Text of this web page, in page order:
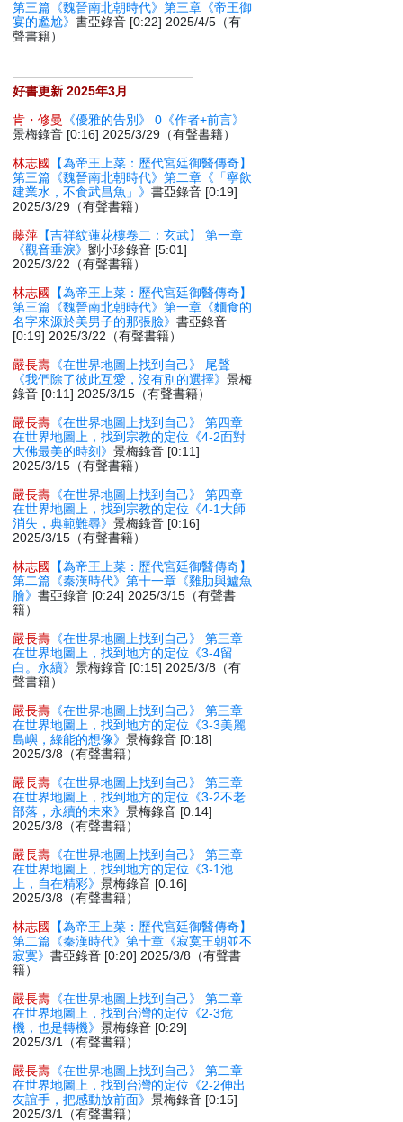
第三篇《魏晉南北朝時代》第三章《帝王御
宴的尷尬》書亞錄音 [0:22] 2025/4/5（有
聲書籍）
好書更新 2025年3月
肯・修曼
《優雅的告別》 0《作者+前言》
景梅錄音 [0:16] 2025/3/29（有聲書籍）
林志國
【為帝王上菜：歷代宮廷御醫傳奇】
第三篇《魏晉南北朝時代》第二章《「寧飲
建業水，不食武昌魚」》書亞錄音 [0:19]
2025/3/29（有聲書籍）
藤萍 【吉祥紋蓮花樓卷二：玄武】 第一章
《觀音垂淚》劉小珍錄音 [5:01]
2025/3/22（有聲書籍）
林志國
【為帝王上菜：歷代宮廷御醫傳奇】
第三篇《魏晉南北朝時代》第一章《麵食的
名字來源於美男子的那張臉》書亞錄音
[0:19] 2025/3/22（有聲書籍）
嚴長壽 《在世界地圖上找到自己》 尾聲
《我們除了彼此互愛，沒有別的選擇》景梅
錄音 [0:11] 2025/3/15（有聲書籍）
嚴長壽 《在世界地圖上找到自己》 第四章
在世界地圖上，找到宗教的定位《4-2面對
大佛最美的時刻》景梅錄音 [0:11]
2025/3/15（有聲書籍）
嚴長壽 《在世界地圖上找到自己》 第四章
在世界地圖上，找到宗教的定位《4-1大師
消失，典範難尋》景梅錄音 [0:16]
2025/3/15（有聲書籍）
林志國
【為帝王上菜：歷代宮廷御醫傳奇】
第二篇《秦漢時代》第十一章《雞肋與鱸魚
膾》書亞錄音 [0:24] 2025/3/15（有聲書
籍）
嚴長壽 《在世界地圖上找到自己》 第三章
在世界地圖上，找到地方的定位《3-4留
白。永續》景梅錄音 [0:15] 2025/3/8（有
聲書籍）
嚴長壽 《在世界地圖上找到自己》 第三章
在世界地圖上，找到地方的定位《3-3美麗
島嶼，綠能的想像》景梅錄音 [0:18]
2025/3/8（有聲書籍）
嚴長壽 《在世界地圖上找到自己》 第三章
在世界地圖上，找到地方的定位《3-2不老
部落，永續的未來》景梅錄音 [0:14]
2025/3/8（有聲書籍）
嚴長壽 《在世界地圖上找到自己》 第三章
在世界地圖上，找到地方的定位《3-1池
上，自在精彩》景梅錄音 [0:16]
2025/3/8（有聲書籍）
林志國
【為帝王上菜：歷代宮廷御醫傳奇】
第二篇《秦漢時代》第十章《寂寞王朝並不
寂寞》書亞錄音 [0:20] 2025/3/8（有聲書
籍）
嚴長壽 《在世界地圖上找到自己》 第二章
在世界地圖上，找到台灣的定位《2-3危
機，也是轉機》景梅錄音 [0:29]
2025/3/1（有聲書籍）
嚴長壽 《在世界地圖上找到自己》 第二章
在世界地圖上，找到台灣的定位《2-2伸出
友誼手，把感動放前面》景梅錄音 [0:15]
2025/3/1（有聲書籍）